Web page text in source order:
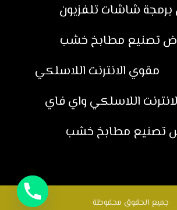
شاشات تلفزيون
تصنيع مطابخ خشب
مقوي الانترنت اللاسلكي
اللاسلكي واي فاي
تصنيع مطابخ خشب
جميع الحقوق محفوظة